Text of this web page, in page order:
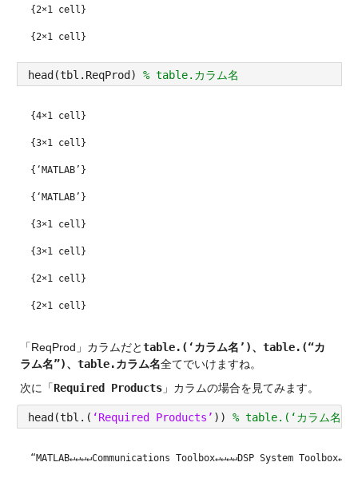
{2×1 cell}
{2×1 cell}
head(tbl.ReqProd) % table.カラム名
{4×1 cell}
{3×1 cell}
{‘MATLAB’}
{‘MATLAB’}
{3×1 cell}
{3×1 cell}
{2×1 cell}
{2×1 cell}
「ReqProd」カラムだとtable.(‘カラム名’)、 table.(“カ
ラム名”)、 table.カラム名全てでいけますね。
次に「Required Products」カラムの場合を見てみます。
head(tbl.( ‘Required Products’ )) % table.(‘カラム名’)
“MATLAB↵↵↵↵Communications Toolbox↵↵↵↵DSP System